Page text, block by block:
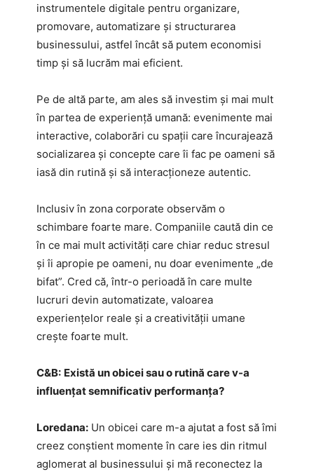
instrumentele digitale pentru organizare,
promovare, automatizare și structurarea
businessului, astfel încât să putem economisi
timp și să lucrăm mai eficient.
Pe de altă parte, am ales să investim și mai mult
în partea de experiență umană: evenimente mai
interactive, colaborări cu spații care încurajează
socializarea și concepte care îi fac pe oameni să
iasă din rutină și să interacționeze autentic.
Inclusiv în zona corporate observăm o
schimbare foarte mare. Companiile caută din ce
în ce mai mult activități care chiar reduc stresul
și îi apropie pe oameni, nu doar evenimente „de
bifat”. Cred că, într-o perioadă în care multe
lucruri devin automatizate, valoarea
experiențelor reale și a creativității umane
crește foarte mult.
C&B: Există un obicei sau o rutină care v-a
influențat semnificativ performanța?
Loredana: Un obicei care m-a ajutat a fost să îmi
creez conștient momente în care ies din ritmul
aglomerat al businessului și mă reconectez la